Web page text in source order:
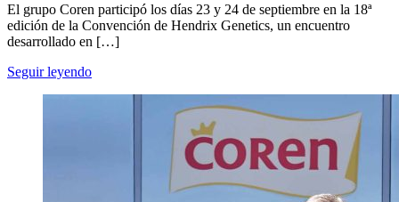
El grupo Coren participó los días 23 y 24 de septiembre en la 18ª
edición de la Convención de Hendrix Genetics, un encuentro
desarrollado en […]
Seguir leyendo